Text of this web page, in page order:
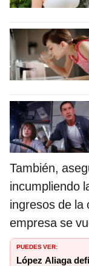
También,
incumpliendo
ingresos de la
empresa se
PUEDES VER:
López Aliaga